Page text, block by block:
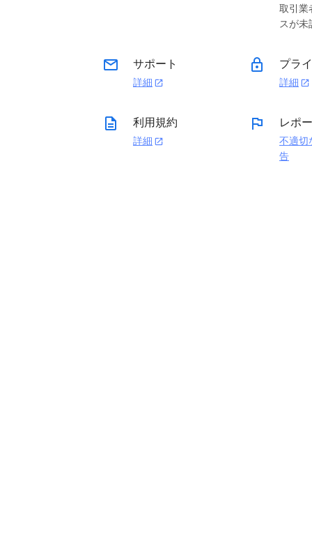
取引業
スが未
email サポート
詳細 open_in_new
lock プラ
詳細 open_in_new
description 利用規約
詳細 open_in_new
flag レポ
不適切
告